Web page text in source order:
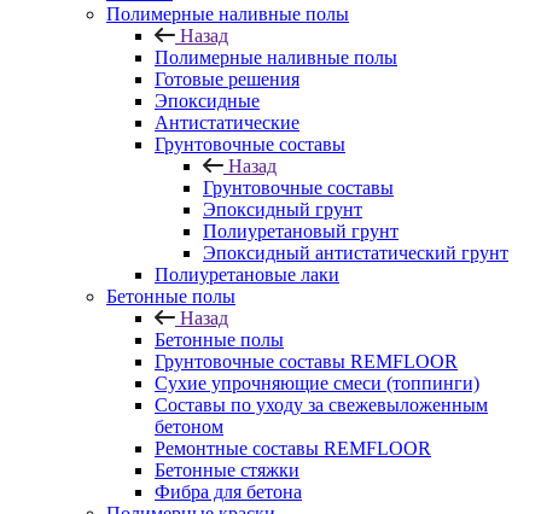
Полимерные наливные полы
Назад
Полимерные наливные полы
Готовые решения
Эпоксидные
Антистатические
Грунтовочные составы
Назад
Грунтовочные составы
Эпоксидный грунт
Полиуретановый грунт
Эпоксидный антистатический грунт
Полиуретановые лаки
Бетонные полы
Назад
Бетонные полы
Грунтовочные составы REMFLOOR
Сухие упрочняющие смеси (топпинги)
Составы по уходу за свежевыложенным
бетоном
Ремонтные составы REMFLOOR
Бетонные стяжки
Фибра для бетона